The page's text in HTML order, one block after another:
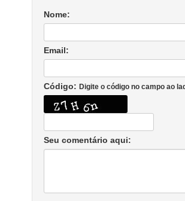
Nome:
Email:
Código: Digite o código no campo ao
Seu comentário aqui: